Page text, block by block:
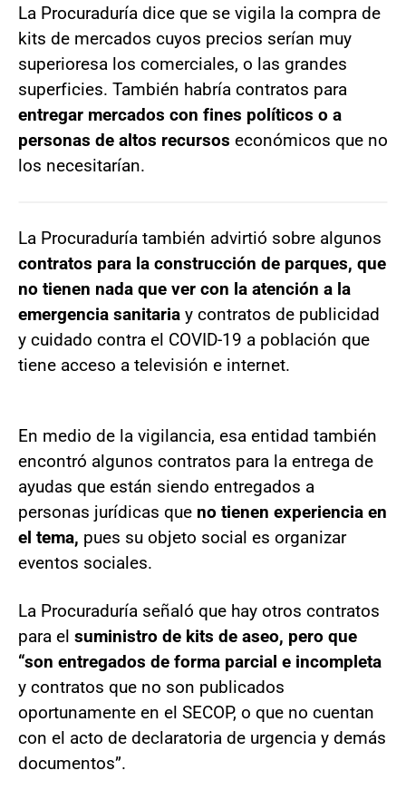
La Procuraduría dice que se vigila la compra de
kits de mercados cuyos precios serían muy
superioresa los comerciales, o las grandes
superficies. También habría contratos para
entregar mercados con fines políticos o a
personas de altos recursos económicos que no
los necesitarían.
La Procuraduría también advirtió sobre algunos
contratos para la construcción de parques, que
no tienen nada que ver con la atención a la
emergencia sanitaria y contratos de publicidad
y cuidado contra el COVID-19 a población que
tiene acceso a televisión e internet.
En medio de la vigilancia, esa entidad también
encontró algunos contratos para la entrega de
ayudas que están siendo entregados a
personas jurídicas que no tienen experiencia en
el tema, pues su objeto social es organizar
eventos sociales.
La Procuraduría señaló que hay otros contratos
para el suministro de kits de aseo, pero que
“son entregados de forma parcial e incompleta
y contratos que no son publicados
oportunamente en el SECOP, o que no cuentan
con el acto de declaratoria de urgencia y demás
documentos”.